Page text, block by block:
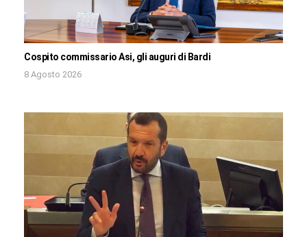
Cospito commissario Asi, gli auguri di Bardi
8 Agosto 2026